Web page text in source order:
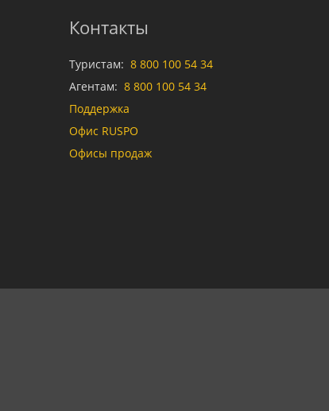
Контакты
Туристам: 8 800 100 54 34
Агентам: 8 800 100 54 34
Поддержка
Офис RUSPO
Офисы продаж